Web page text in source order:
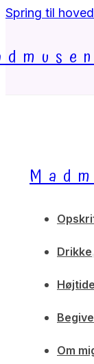
Spring til
Drikke
Om